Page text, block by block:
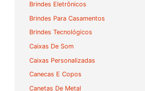
Brindes Eletrônicos
Brindes Para Casamentos
Brindes Tecnológicos
Caixas De Som
Caixas Personalizadas
Canecas E Copos
Canetas De Metal